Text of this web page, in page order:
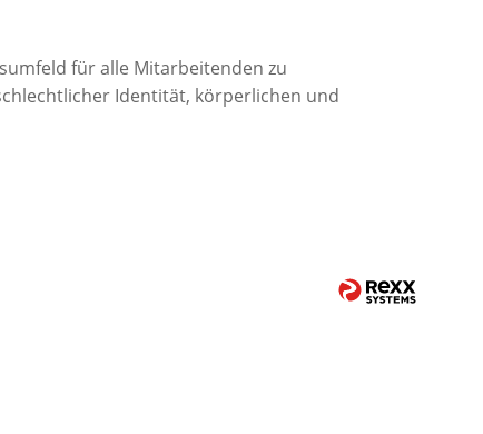
für alle Mitarbeitenden zu
Identität, körperlichen und